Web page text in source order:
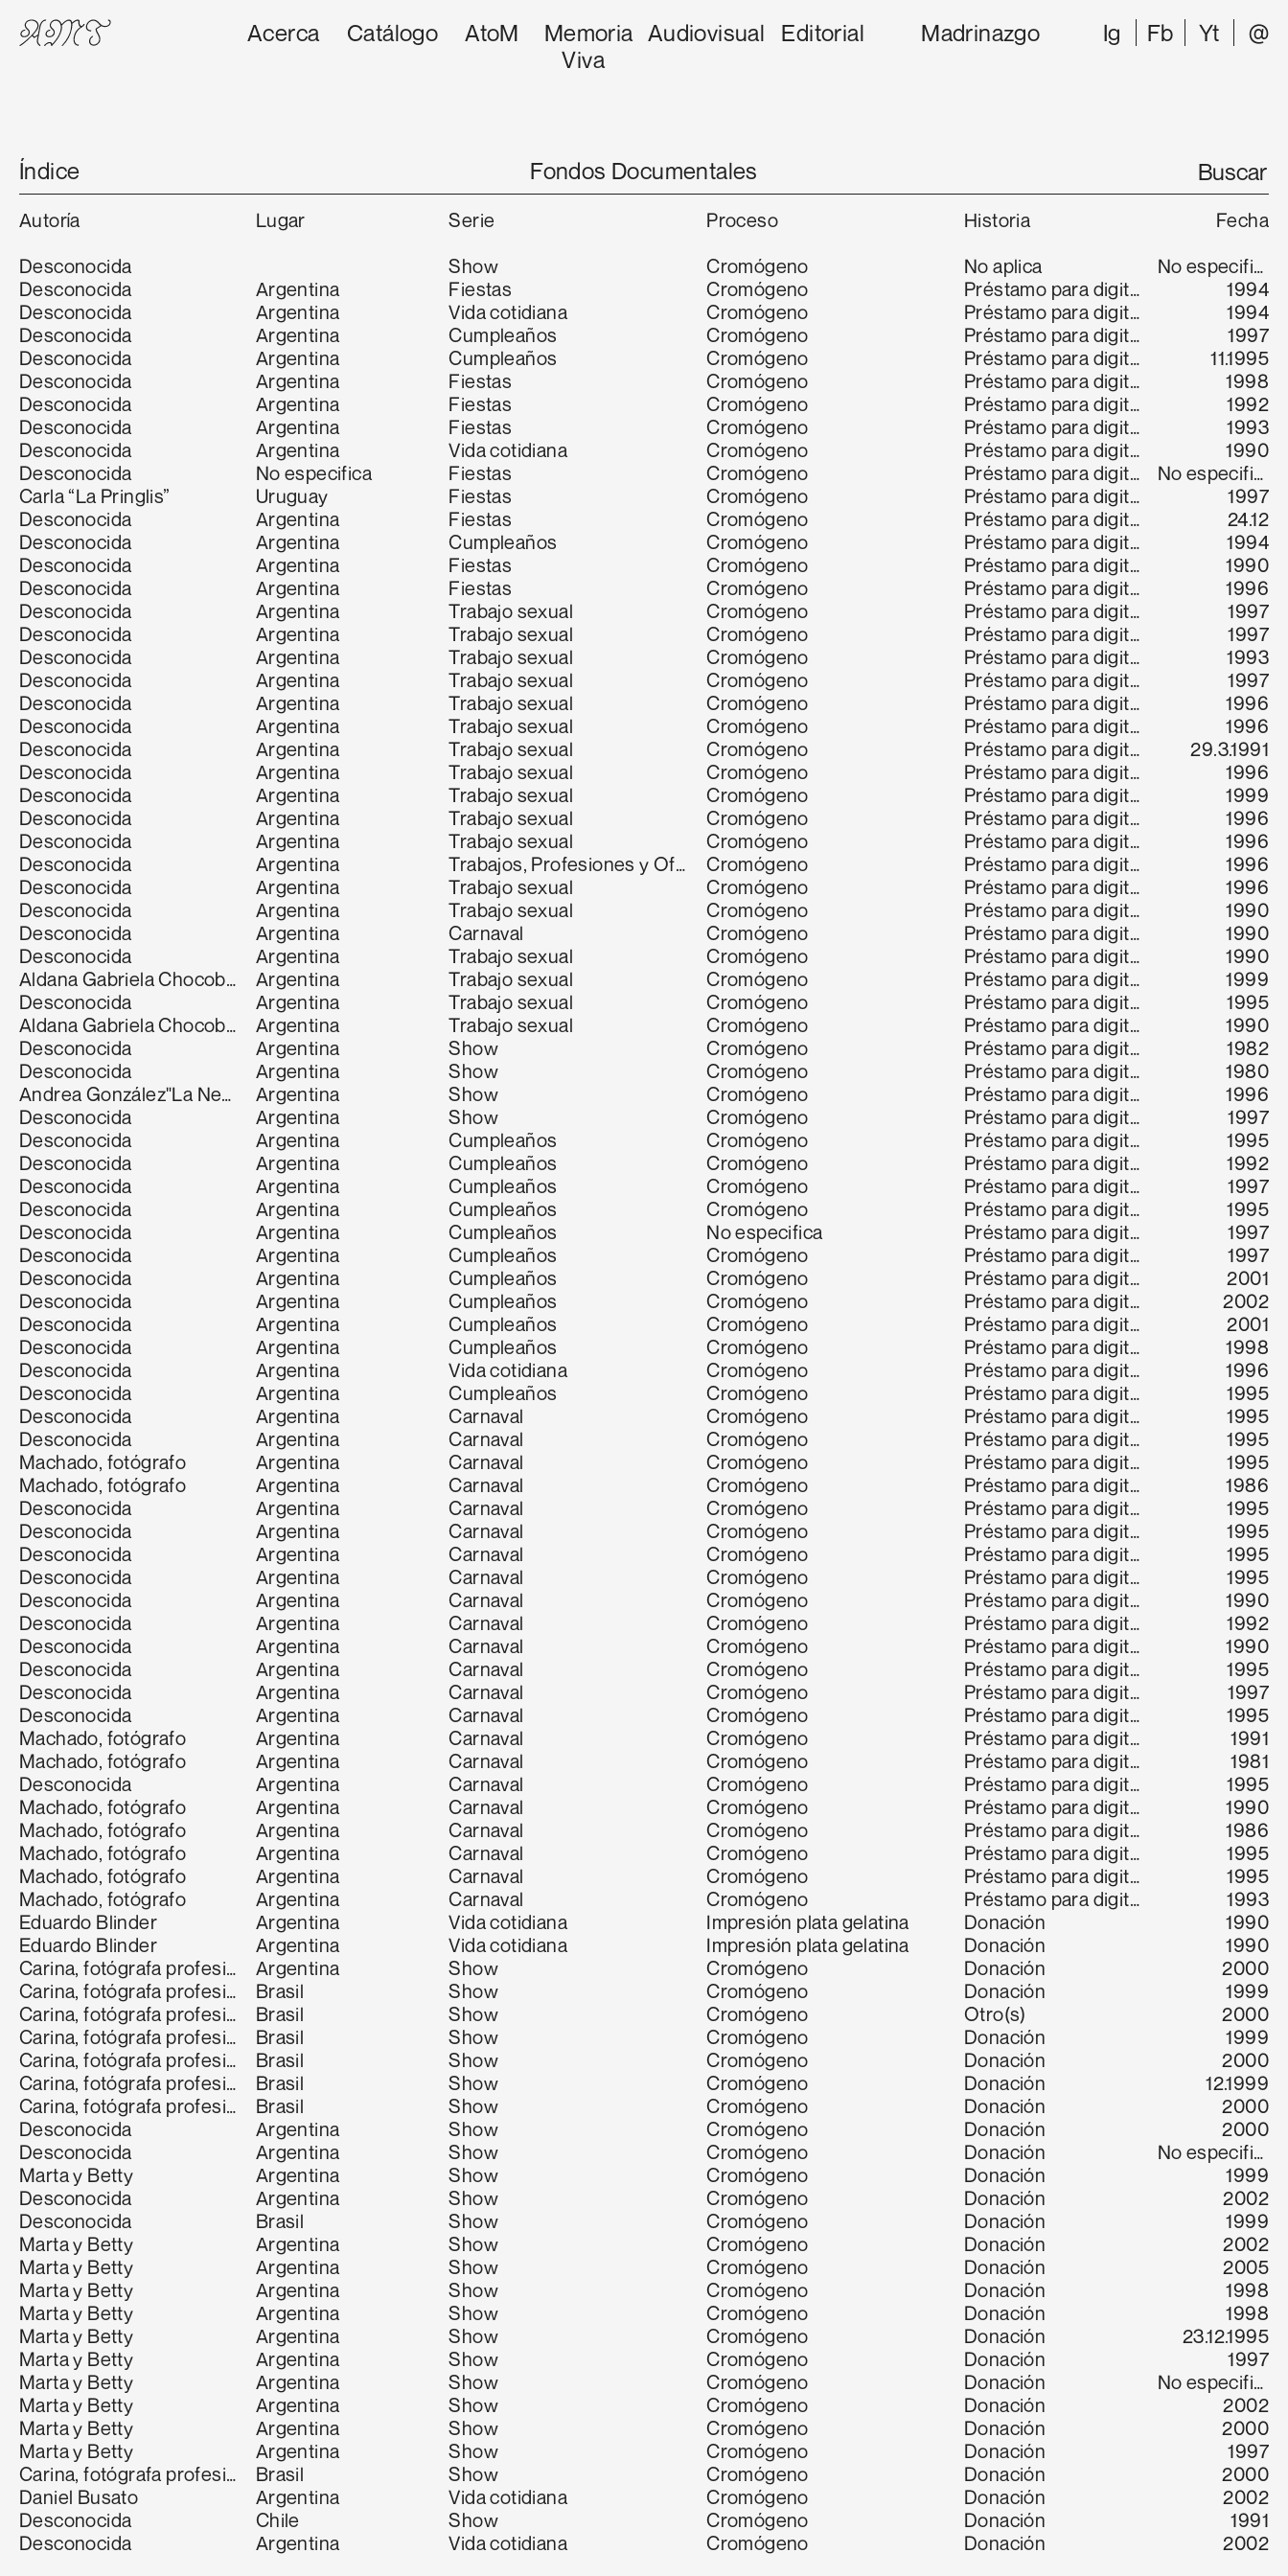
Acerca Catálogo AtoM
Memoria
Viva
Audiovisual Editorial Madrinazgo Ig Fb Yt @
Índice Fondos Documentales
Autoría Lugar Serie Proceso Historia
Fecha
Desconocida
Show Cromógeno No aplica
No especifica
Desconocida
Argentina Fiestas Cromógeno Préstamo para digitalización
1994
Desconocida
Argentina Vida cotidiana Cromógeno Préstamo para digitalización
1994
Desconocida
Argentina Cumpleaños Cromógeno Préstamo para digitalización
1997
Desconocida
Argentina Cumpleaños Cromógeno Préstamo para digitalización
11.1995
Desconocida
Argentina Fiestas Cromógeno Préstamo para digitalización
1998
Desconocida
Argentina Fiestas Cromógeno Préstamo para digitalización
1992
Desconocida
Argentina Fiestas Cromógeno Préstamo para digitalización
1993
Desconocida
Argentina Vida cotidiana Cromógeno Préstamo para digitalización
1990
Desconocida
No especifica Fiestas Cromógeno Préstamo para digitalización
No especifica
Carla “La Pringlis”
Uruguay Fiestas Cromógeno Préstamo para digitalización
1997
Desconocida
Argentina Fiestas Cromógeno Préstamo para digitalización
24.12
Desconocida
Argentina Cumpleaños Cromógeno Préstamo para digitalización
1994
Desconocida
Argentina Fiestas Cromógeno Préstamo para digitalización
1990
Desconocida
Argentina Fiestas Cromógeno Préstamo para digitalización
1996
Desconocida
Argentina Trabajo sexual Cromógeno Préstamo para digitalización
1997
Desconocida
Argentina Trabajo sexual Cromógeno Préstamo para digitalización
1997
Desconocida
Argentina Trabajo sexual Cromógeno Préstamo para digitalización
1993
Desconocida
Argentina Trabajo sexual Cromógeno Préstamo para digitalización
1997
Desconocida
Argentina Trabajo sexual Cromógeno Préstamo para digitalización
1996
Desconocida
Argentina Trabajo sexual Cromógeno Préstamo para digitalización
1996
Desconocida
Argentina Trabajo sexual Cromógeno Préstamo para digitalización
29.3.1991
Desconocida
Argentina Trabajo sexual Cromógeno Préstamo para digitalización
1996
Desconocida
Argentina Trabajo sexual Cromógeno Préstamo para digitalización
1999
Desconocida
Argentina Trabajo sexual Cromógeno Préstamo para digitalización
1996
Desconocida
Argentina Trabajo sexual Cromógeno Préstamo para digitalización
1996
Desconocida
Argentina Trabajos, Profesiones y Oficios Cromógeno Préstamo para digitalización
1996
Desconocida
Argentina Trabajo sexual Cromógeno Préstamo para digitalización
1996
Desconocida
Argentina Trabajo sexual Cromógeno Préstamo para digitalización
1990
Desconocida
Argentina Carnaval Cromógeno Préstamo para digitalización
1990
Desconocida
Argentina Trabajo sexual Cromógeno Préstamo para digitalización
1990
Aldana Gabriela Chocobar
Aldana Gabriela Chocobar Aldana Gabriela Chocobar Desconocida
Argentina Trabajo sexual Cromógeno Préstamo para digitalización
1999
Desconocida
Argentina Trabajo sexual Cromógeno Préstamo para digitalización
1995
Aldana Gabriela Chocobar
Alejandra Emsen"La Tucumana" o "La Enana" Desconocida
Argentina Trabajo sexual Cromógeno Préstamo para digitalización
1990
Desconocida
Argentina Show Cromógeno Préstamo para digitalización
1982
Desconocida
Argentina Show Cromógeno Préstamo para digitalización
1980
Andrea González"La Nenin"
Andrea González"La Nenin"
Argentina Show Cromógeno Préstamo para digitalización
1996
Desconocida
Argentina Show Cromógeno Préstamo para digitalización
1997
Desconocida
Argentina Cumpleaños Cromógeno Préstamo para digitalización
1995
Desconocida
Argentina Cumpleaños Cromógeno Préstamo para digitalización
1992
Desconocida
Argentina Cumpleaños Cromógeno Préstamo para digitalización
1997
Desconocida
Argentina Cumpleaños Cromógeno Préstamo para digitalización
1995
Desconocida
Argentina Cumpleaños No especifica Préstamo para digitalización
1997
Desconocida
Argentina Cumpleaños Cromógeno Préstamo para digitalización
1997
Desconocida
Argentina Cumpleaños Cromógeno Préstamo para digitalización
2001
Desconocida
Argentina Cumpleaños Cromógeno Préstamo para digitalización
2002
Desconocida
Argentina Cumpleaños Cromógeno Préstamo para digitalización
2001
Desconocida
Argentina Cumpleaños Cromógeno Préstamo para digitalización
1998
Desconocida
Argentina Vida cotidiana Cromógeno Préstamo para digitalización
1996
Desconocida
Argentina Cumpleaños Cromógeno Préstamo para digitalización
1995
Desconocida
Argentina Carnaval Cromógeno Préstamo para digitalización
1995
Desconocida
Argentina Carnaval Cromógeno Préstamo para digitalización
1995
Machado, fotógrafo
Argentina Carnaval Cromógeno Préstamo para digitalización
1995
Machado, fotógrafo
Argentina Carnaval Cromógeno Préstamo para digitalización
1986
Desconocida
Argentina Carnaval Cromógeno Préstamo para digitalización
1995
Desconocida
Argentina Carnaval Cromógeno Préstamo para digitalización
1995
Desconocida
Argentina Carnaval Cromógeno Préstamo para digitalización
1995
Desconocida
Argentina Carnaval Cromógeno Préstamo para digitalización
1995
Desconocida
Argentina Carnaval Cromógeno Préstamo para digitalización
1990
Desconocida
Argentina Carnaval Cromógeno Préstamo para digitalización
1992
Desconocida
Argentina Carnaval Cromógeno Préstamo para digitalización
1990
Desconocida
Argentina Carnaval Cromógeno Préstamo para digitalización
1995
Desconocida
Argentina Carnaval Cromógeno Préstamo para digitalización
1997
Desconocida
Argentina Carnaval Cromógeno Préstamo para digitalización
1995
Machado, fotógrafo
Argentina Carnaval Cromógeno Préstamo para digitalización
1991
Machado, fotógrafo
Argentina Carnaval Cromógeno Préstamo para digitalización
1981
Desconocida
Argentina Carnaval Cromógeno Préstamo para digitalización
1995
Machado, fotógrafo
Argentina Carnaval Cromógeno Préstamo para digitalización
1990
Machado, fotógrafo
Argentina Carnaval Cromógeno Préstamo para digitalización
1986
Machado, fotógrafo
Argentina Carnaval Cromógeno Préstamo para digitalización
1995
Machado, fotógrafo
Argentina Carnaval Cromógeno Préstamo para digitalización
1995
Machado, fotógrafo
Argentina Carnaval Cromógeno Préstamo para digitalización
1993
Eduardo Blinder
Argentina Vida cotidiana Impresión plata gelatina Donación
1990
Eduardo Blinder
Argentina Vida cotidiana Impresión plata gelatina Donación
1990
Carina, fotógrafa profesional
Argentina Show Cromógeno Donación
2000
Carina, fotógrafa profesional
Brasil Show Cromógeno Donación
1999
Carina, fotógrafa profesional
Brasil Show Cromógeno Otro(s)
2000
Carina, fotógrafa profesional
Brasil Show Cromógeno Donación
1999
Carina, fotógrafa profesional
Brasil Show Cromógeno Donación
2000
Carina, fotógrafa profesional
Brasil Show Cromógeno Donación
12.1999
Carina, fotógrafa profesional
Brasil Show Cromógeno Donación
2000
Desconocida
Argentina Show Cromógeno Donación
2000
Desconocida
Argentina Show Cromógeno Donación
No especifica
Marta y Betty
Argentina Show Cromógeno Donación
1999
Desconocida
Argentina Show Cromógeno Donación
2002
Desconocida
Brasil Show Cromógeno Donación
1999
Marta y Betty
Argentina Show Cromógeno Donación
2002
Marta y Betty
Argentina Show Cromógeno Donación
2005
Marta y Betty
Argentina Show Cromógeno Donación
1998
Marta y Betty
Argentina Show Cromógeno Donación
1998
Marta y Betty
Argentina Show Cromógeno Donación
23.12.1995
Marta y Betty
Argentina Show Cromógeno Donación
1997
Marta y Betty
Argentina Show Cromógeno Donación
No especifica
Marta y Betty
Argentina Show Cromógeno Donación
2002
Marta y Betty
Argentina Show Cromógeno Donación
2000
Marta y Betty
Argentina Show Cromógeno Donación
1997
Carina, fotógrafa profesional
Brasil Show Cromógeno Donación
2000
Daniel Busato
Argentina Vida cotidiana Cromógeno Donación
2002
Desconocida
Chile Show Cromógeno Donación
1991
Desconocida
Argentina Vida cotidiana Cromógeno Donación 2002